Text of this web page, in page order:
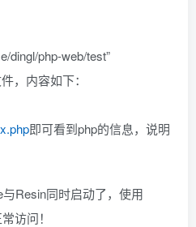
dingl/php-web/test”
，内容如下：
即可看到php的信息，说明
Resin同时启动了，使用
访问！